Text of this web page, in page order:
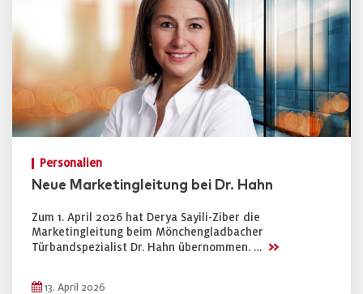
Personalien
Neue Marketingleitung bei Dr. Hahn
Zum 1. April 2026 hat Derya Sayili-Ziber die
Marketingleitung beim Mönchengladbacher
Türbandspezialist Dr. Hahn übernommen. … >>
13. April 2026